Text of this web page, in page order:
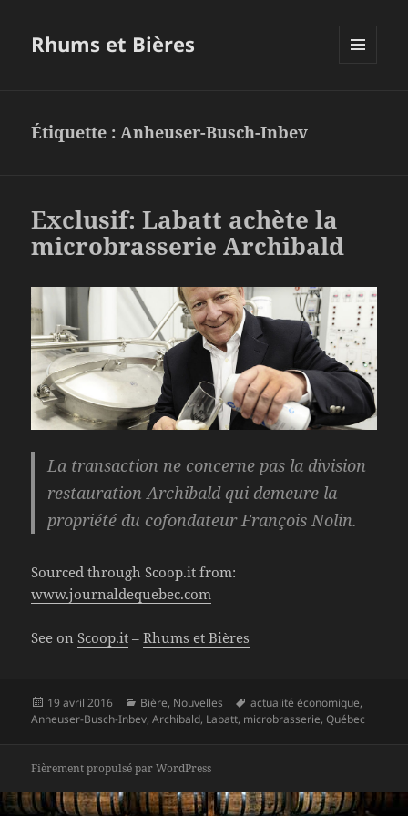
Rhums et Bières
Étiquette :Anheuser-Busch-Inbev
Exclusif: Labatt achète la
microbrasserie Archibald
La transaction ne concerne pas la division
restauration Archibald qui demeure la
propriété du cofondateur François Nolin.
Sourced through Scoop.it from:
www.journaldequebec.com
See onScoop.it –Rhums et Bières
Publié
le
19 avril 2016 Catégories
Bière, Nouvelles
Mots-
clés
actualité économique,
Anheuser-Busch-Inbev,Archibald, Labatt, microbrasserie,Québec
Fièrement propulsé par WordPress